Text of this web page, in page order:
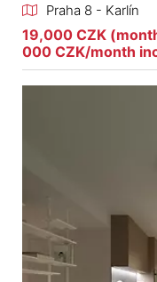
Praha 8 - Karlín
19,000 CZK
000 CZK/month